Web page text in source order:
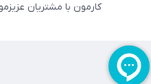
کارمون با مشتریان